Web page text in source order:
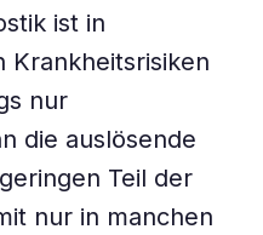
ist in
Krankheitsrisiken
nur
die auslösende
Teil der
nur in manchen